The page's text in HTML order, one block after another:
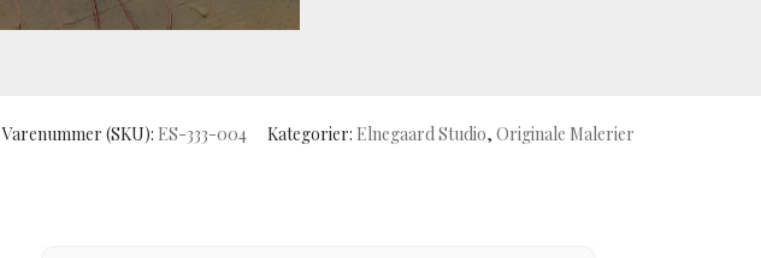
Varenummer (SKU): ES-333-004 Kategorier: Elnegaard Studio, Originale Malerier